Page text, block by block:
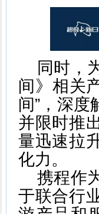
同时，
间》相关
间”，深
并限时推
量迅速拉
化力。
携程作
于联合行